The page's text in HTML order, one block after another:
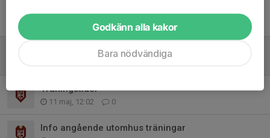
24 maj, 10:46 0
Ny träningstid samt info om vår/sommar
Träningstider
11 maj, 12:02 0
Info angående utomhus träningar
Godkänn alla kakor
Bara nödvändiga